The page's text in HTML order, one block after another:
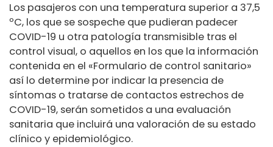
Los pasajeros con una temperatura superior a 37,5
ºC, los que se sospeche que pudieran padecer
COVID-19 u otra patología transmisible tras el
control visual, o aquellos en los que la información
contenida en el «Formulario de control sanitario»
así lo determine por indicar la presencia de
síntomas o tratarse de contactos estrechos de
COVID-19, serán sometidos a una evaluación
sanitaria que incluirá una valoración de su estado
clínico y epidemiológico.